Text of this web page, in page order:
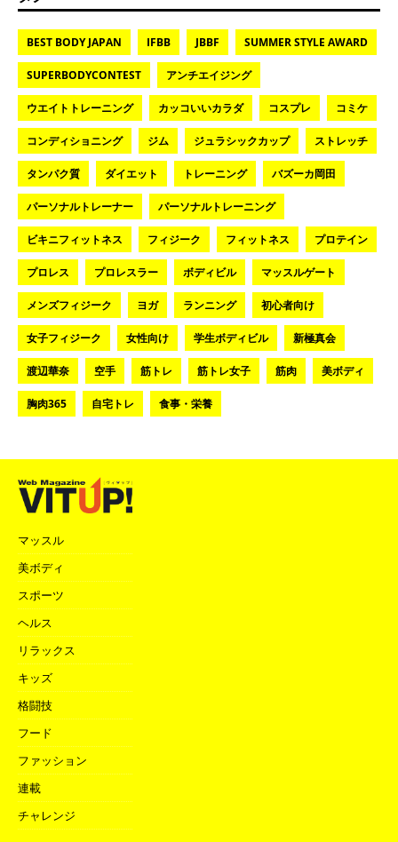
BEST BODY JAPAN IFBB JBBF SUMMER STYLE AWARD
SUPERBODYCONTEST アンチエイジング
ウエイトトレーニング カッコいいカラダ コスプレ コミケ
コンディショニング ジム ジュラシックカップ ストレッチ
タンパク質 ダイエット トレーニング バズーカ岡田
パーソナルトレーナー パーソナルトレーニング
ビキニフィットネス フィジーク フィットネス プロテイン
プロレス プロレスラー ボディビル マッスルゲート
メンズフィジーク ヨガ ランニング 初心者向け
女子フィジーク 女性向け 学生ボディビル 新極真会
渡辺華奈 空手 筋トレ 筋トレ女子 筋肉 美ボディ
胸肉365 自宅トレ 食事・栄養
マッスル
美ボディ
スポーツ
ヘルス
リラックス
キッズ
格闘技
フード
ファッション
連載
チャレンジ